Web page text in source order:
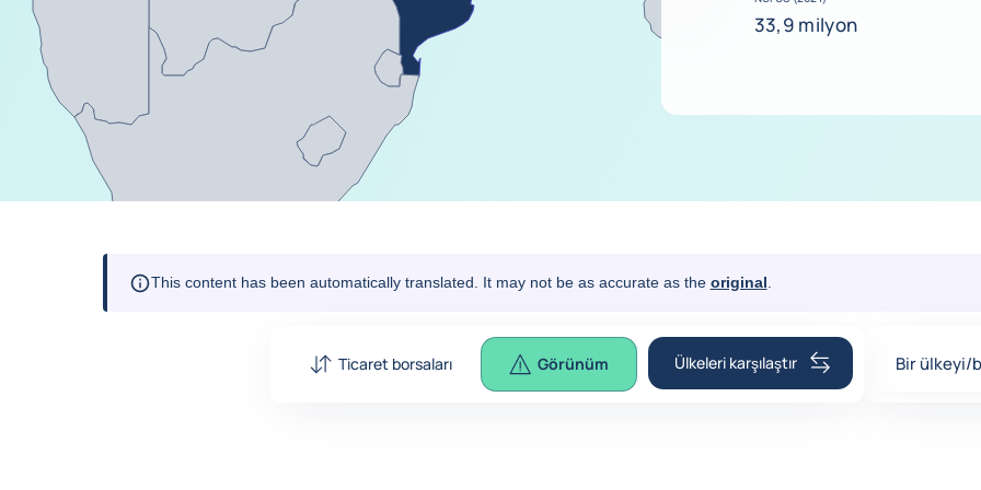
33,9 milyon
This content has been automatically translated. It may not be as accurate as the original
Ticaret borsaları Görünüm Ülkeleri karşılaştır Bir ülkeyi/